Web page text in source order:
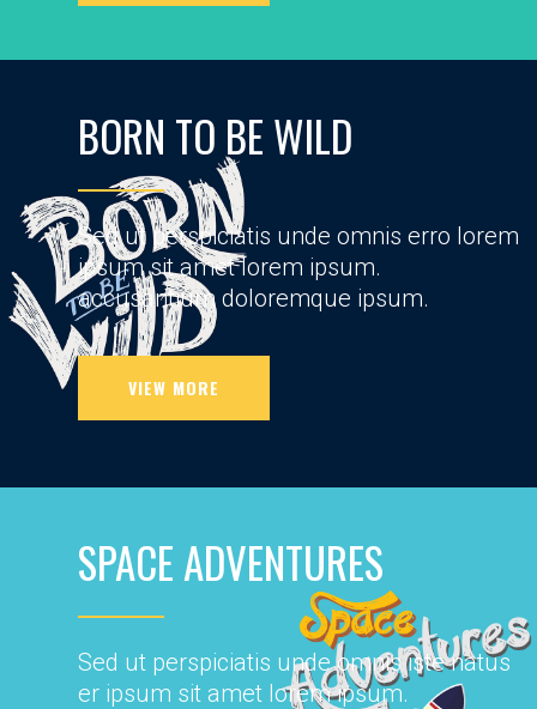
BORN TO BE WILD
Sed ut perspiciatis unde omnis erro lorem
ipsum sit amet lorem ipsum.
accusantium doloremque ipsum.
VIEW MORE
SPACE ADVENTURES
Sed ut perspiciatis unde omnis iste natus
er ipsum sit amet lorem ipsum.